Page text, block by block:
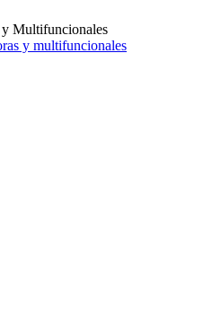
y Multifuncionales
y multifuncionales